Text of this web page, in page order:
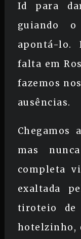
Id para
guiando
apontá-lo.
falta em
fazemos
ausências.
Chegamos
mas
completa
exaltada
tiroteio
hotelzinho,